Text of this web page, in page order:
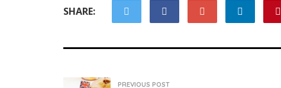
SHARE:
PREVIOUS POST